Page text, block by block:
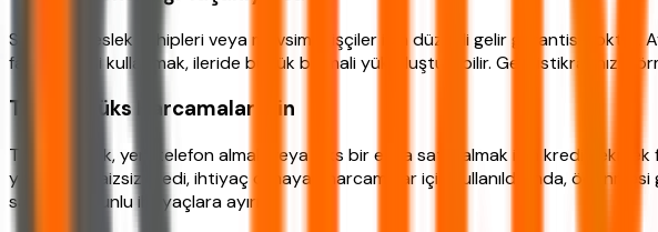
Serbest meslek sahipleri veya mevsimlik işçiler için düzenli gelir garantisi yoktur.
faizsiz kredi kullanmak, ileride büyük bir mali yük oluşturabilir. Gelir istikrarınızı
Tatil ve Lüks Harcamalar İçin
Tatile gitmek, yeni telefon almak veya lüks bir eşya satın almak için kredi
yapılabilir. Faizsiz kredi, ihtiyaç olmayan harcamalar için kullanıldığında,
sadece zorunlu ihtiyaçlara ayırın.